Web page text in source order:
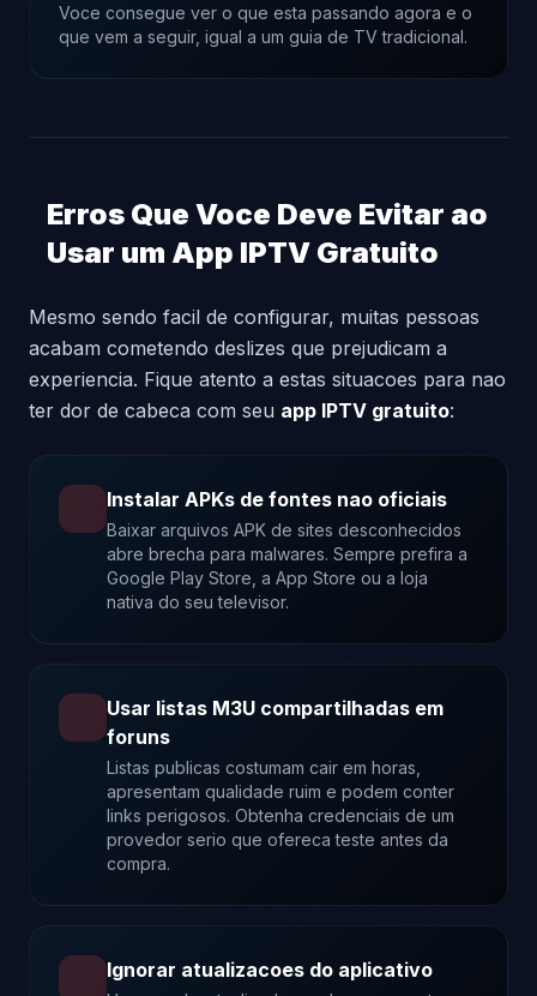
Voce consegue ver o que esta passando agora e o
que vem a seguir, igual a um guia de TV tradicional.
Erros Que Voce Deve Evitar ao
Usar um App IPTV Gratuito
Mesmo sendo facil de configurar, muitas pessoas
acabam cometendo deslizes que prejudicam a
experiencia. Fique atento a estas situacoes para nao
ter dor de cabeca com seu app IPTV gratuito:
Instalar APKs de fontes nao oficiais
Baixar arquivos APK de sites desconhecidos
abre brecha para malwares. Sempre prefira a
Google Play Store, a App Store ou a loja
nativa do seu televisor.
Usar listas M3U compartilhadas em
foruns
Listas publicas costumam cair em horas,
apresentam qualidade ruim e podem conter
links perigosos. Obtenha credenciais de um
provedor serio que ofereca teste antes da
compra.
Ignorar atualizacoes do aplicativo